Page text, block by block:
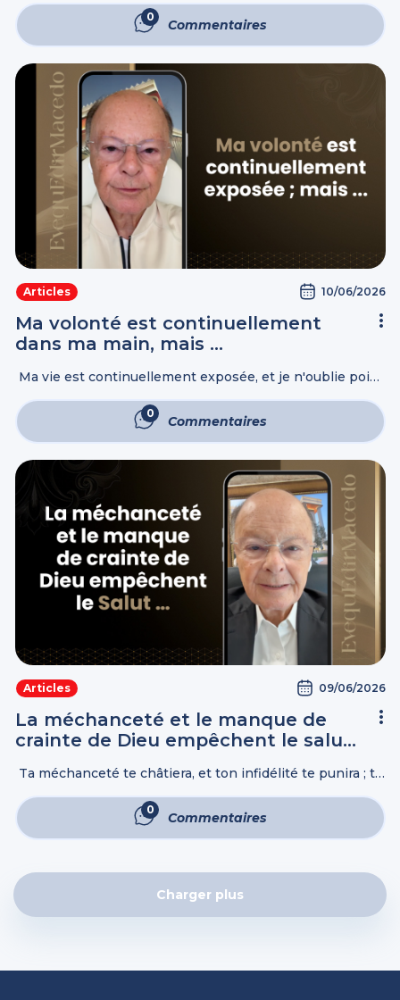
Mais pour les lâches, les incrédules, les abominables, les
...
0
Commentaires
Commentaires
Articles 10/06/2026
Ma volonté est continuellement
dans ma main, mais …
Ma vie est continuellement exposée, et je n'oublie point
expie l'iniquité, et par la Crainte de l'Éternel on ...
0
Commentaires
Commentaires
Articles 09/06/2026
La méchanceté et le manque de
crainte de Dieu empêchent le salut
Ta méchanceté te châtiera, et ton infidélité te punira ; tu
amère d'abandonner l'Éternel, ton Dieu, et de n'avoir ...
0
Commentaires
Commentaires
Charger plus